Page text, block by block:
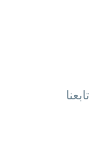
تابعنا